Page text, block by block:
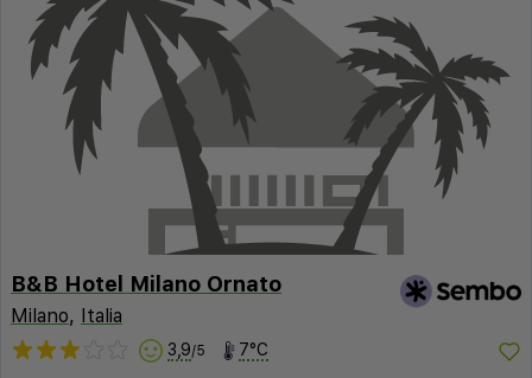
B&B Hotel Milano Ornato
Milano, Italia
3,9/5 7°C